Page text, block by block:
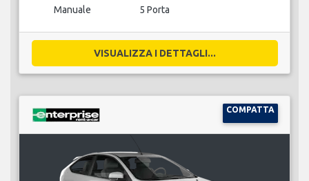
Manuale 5 Porta
VISUALIZZA I DETTAGLI...
COMPATTA